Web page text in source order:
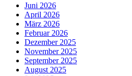
Juni 2026
April 2026
März 2026
Februar 2026
Dezember 2025
November 2025
September 2025
August 2025